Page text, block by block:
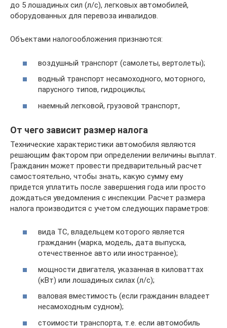
до 5 лошадиных сил (л/с), легковых автомобилей,
оборудованных для перевоза инвалидов.
Объектами налогообложения признаются:
воздушный транспорт (самолеты, вертолеты);
водный транспорт несамоходного, моторного,
парусного типов, гидроциклы;
наемный легковой, грузовой транспорт,
От чего зависит размер налога
Технические характеристики автомобиля являются
решающим фактором при определении величины выплат.
Гражданин может провести предварительный расчет
самостоятельно, чтобы знать, какую сумму ему
придется уплатить после завершения года или просто
дождаться уведомления с инспекции. Расчет размера
налога производится с учетом следующих параметров:
вида ТС, владельцем которого является
гражданин (марка, модель, дата выпуска,
отечественное авто или иностранное);
мощности двигателя, указанная в киловаттах
(кВт) или лошадиных силах (л/с);
валовая вместимость (если гражданин владеет
несамоходным судном);
стоимости транспорта, т.е. если автомобиль